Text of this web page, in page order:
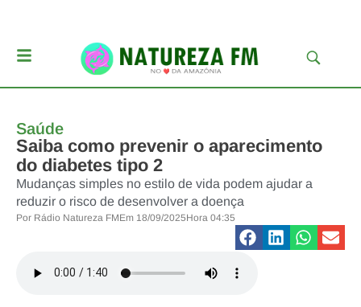
Saúde
Saiba como prevenir o aparecimento
do diabetes tipo 2
Mudanças simples no estilo de vida podem ajudar a
reduzir o risco de desenvolver a doença
Por Rádio Natureza FMEm 18/09/2025Hora 04:35